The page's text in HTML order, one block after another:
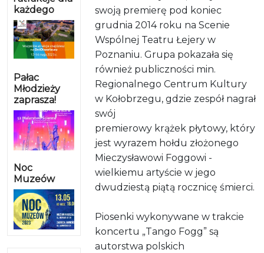
każdego
Pałac
Młodzieży
zaprasza!
Noc
Muzeów
swoją premierę pod koniec
grudnia 2014 roku na Scenie
Wspólnej Teatru Łejery w
Poznaniu. Grupa pokazała się
również publiczności min.
Regionalnego Centrum Kultury
w Kołobrzegu, gdzie zespół nagrał
swój
premierowy krążek płytowy, który
jest wyrazem hołdu złożonego
Mieczysławowi Foggowi -
wielkiemu artyście w jego
dwudziestą piątą rocznicę śmierci.
Piosenki wykonywane w trakcie
koncertu „Tango Fogg” są
autorstwa polskich